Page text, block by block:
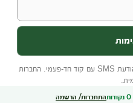
0 נקודותהתחברות/ הרשמה